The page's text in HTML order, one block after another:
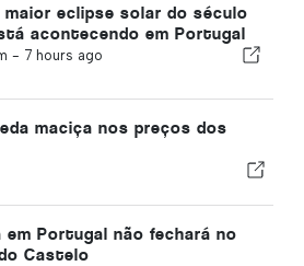
maior eclipse solar do século
acontecendo em Portugal
- 7 hours ago
maciça nos preços dos
em Portugal não fechará no
Castelo